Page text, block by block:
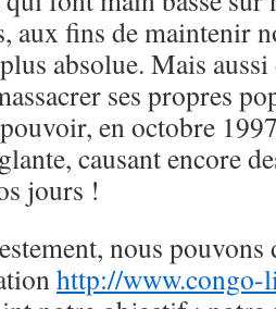
aux fins de maintenir
absolue. Mais
ses propres
en octobre
causant encore
jours !
nous pouvons
http://www.congo-